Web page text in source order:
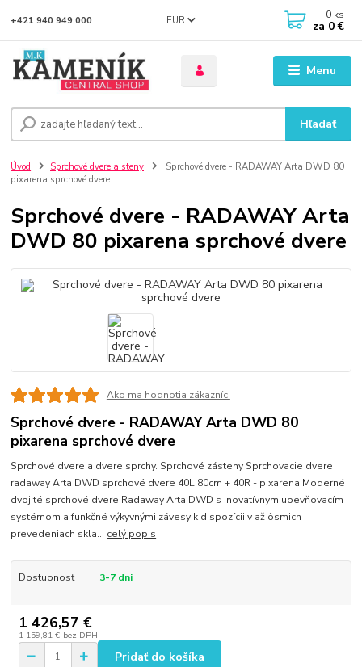
Menu
EUR
Hľadať
+421 940 949 000 0 ks
za 0 €
Úvod Sprchové dvere a steny
Sprchové dvere - RADAWAY Arta DWD 80
pixarena sprchové dvere
Sprchové dvere - RADAWAY Arta
DWD 80 pixarena sprchové dvere
Ako ma hodnotia zákazníci
Sprchové dvere - RADAWAY Arta DWD 80
pixarena sprchové dvere
Sprchové dvere a dvere sprchy. Sprchové zásteny Sprchovacie dvere
radaway Arta DWD sprchové dvere 40L 80cm + 40R - pixarena Moderné
dvojité sprchové dvere Radaway Arta DWD s inovatívnym upevňovacím
systémom a funkčné výkyvnými závesy k dispozícii v až ôsmich
prevedeniach skla... celý popis
Dostupnosť 3-7 dni
1 426,57 €
1 159,81 € bez DPH
Pridať do košíka